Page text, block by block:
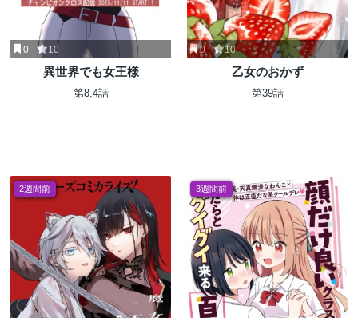
0 10
異世界でも女王様
第8.4話
0 10
乙女のおかず
第39話
2週間前 3週間前